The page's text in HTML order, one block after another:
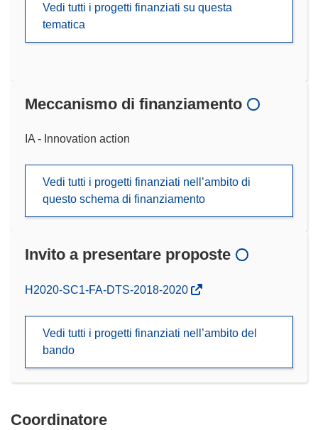
Vedi tutti i progetti finanziati su questa
tematica
Meccanismo di finanziamento
IA - Innovation action
Vedi tutti i progetti finanziati nell’ambito di
questo schema di finanziamento
Invito a presentare proposte
(si
nuova
H2020-SC1-FA-DTS-2018-2020
Vedi tutti i progetti finanziati nell’ambito del
bando
Coordinatore